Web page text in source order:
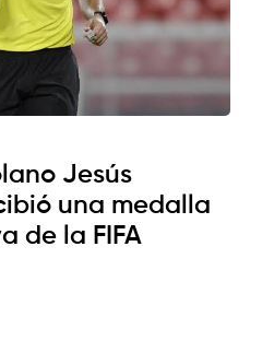
Jesús
una medalla
de la FIFA